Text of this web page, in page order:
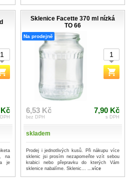
na
je
Sklenice Facette 370 ml nízká
TO 66
Na prodejně
6,53 Kč
bez DPH
7,90 Kč
s DPH
skladem
Prodej i jednotlivých kusů. Při nákupu více
sklenic jsi prosím nezapomeňte vzít sebou
krabici nebo přepravku do kterých Vám
sklenice nabalíme. Sklenic... ...více